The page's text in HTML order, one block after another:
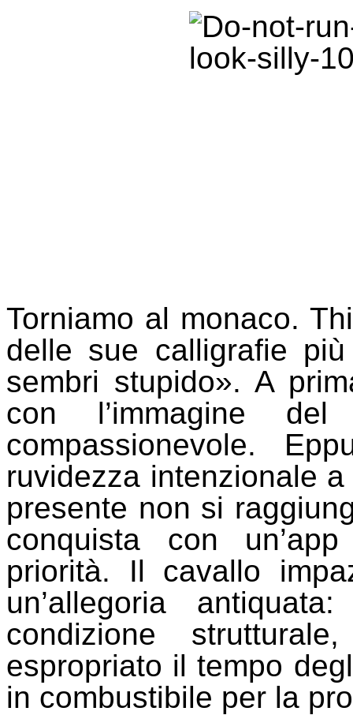
Torniamo al monaco.
delle sue calligrafie
sembri stupido». A
con l’immagine
compassionevole.
ruvidezza intenzionale
presente non si
conquista con
priorità. Il cavallo
un’allegoria
condizione
espropriato il tempo
in combustibile per la